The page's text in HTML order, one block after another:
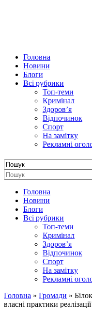
Головна
Новини
Блоги
Всі рубрики
Топ-теми
Кримінал
Здоров’я
Відпочинок
Спорт
На замітку
Рекламні
Головна
Новини
Блоги
Всі рубрики
Топ-теми
Кримінал
Здоров’я
Відпочинок
Спорт
На замітку
Рекламні
Головна » Громади »
власні практики